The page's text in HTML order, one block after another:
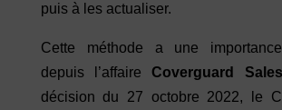
puis à les actualiser.
Cette méthode a une
depuis l’affaireCoverguard Sales
décision du 27 octobre 2022, le